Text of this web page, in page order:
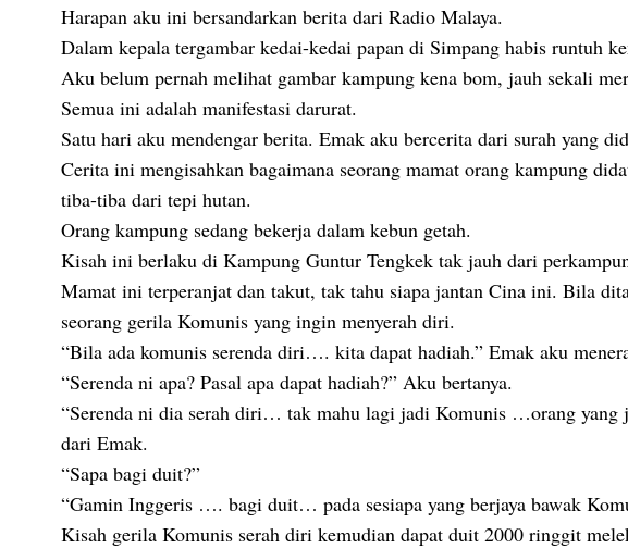
Harapan aku ini bersandarkan berita dari Radio Malaya.
Dalam kepala tergambar kedai-kedai papan di Simpang habis runtuh
Aku belum pernah melihat gambar kampung kena bom, jauh sekali
Semua ini adalah manifestasi darurat.
Satu hari aku mendengar berita. Emak aku bercerita dari surah yang
Cerita ini mengisahkan bagaimana seorang mamat orang kampung
tiba-tiba dari tepi hutan.
Orang kampung sedang bekerja dalam kebun getah.
Kisah ini berlaku di Kampung Guntur Tengkek tak jauh dari
Mamat ini terperanjat dan takut, tak tahu siapa jantan Cina ini. Bila
seorang gerila Komunis yang ingin menyerah diri.
“Bila ada komunis serenda diri…. kita dapat hadiah.” Emak aku
“Serenda ni apa? Pasal apa dapat hadiah?” Aku bertanya.
“Serenda ni dia serah diri… tak mahu lagi jadi Komunis …orang yang
dari Emak.
“Sapa bagi duit?”
“Gamin Inggeris …. bagi duit… pada sesiapa yang berjaya bawak
Kisah gerila Komunis serah diri kemudian dapat duit 2000 ringgit